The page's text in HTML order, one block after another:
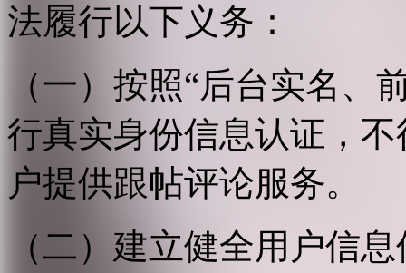
法履行以下义务：
（一）按照“后台实名、
行真实身份信息认证，
户提供跟帖评论服务。
（二）建立健全用户信